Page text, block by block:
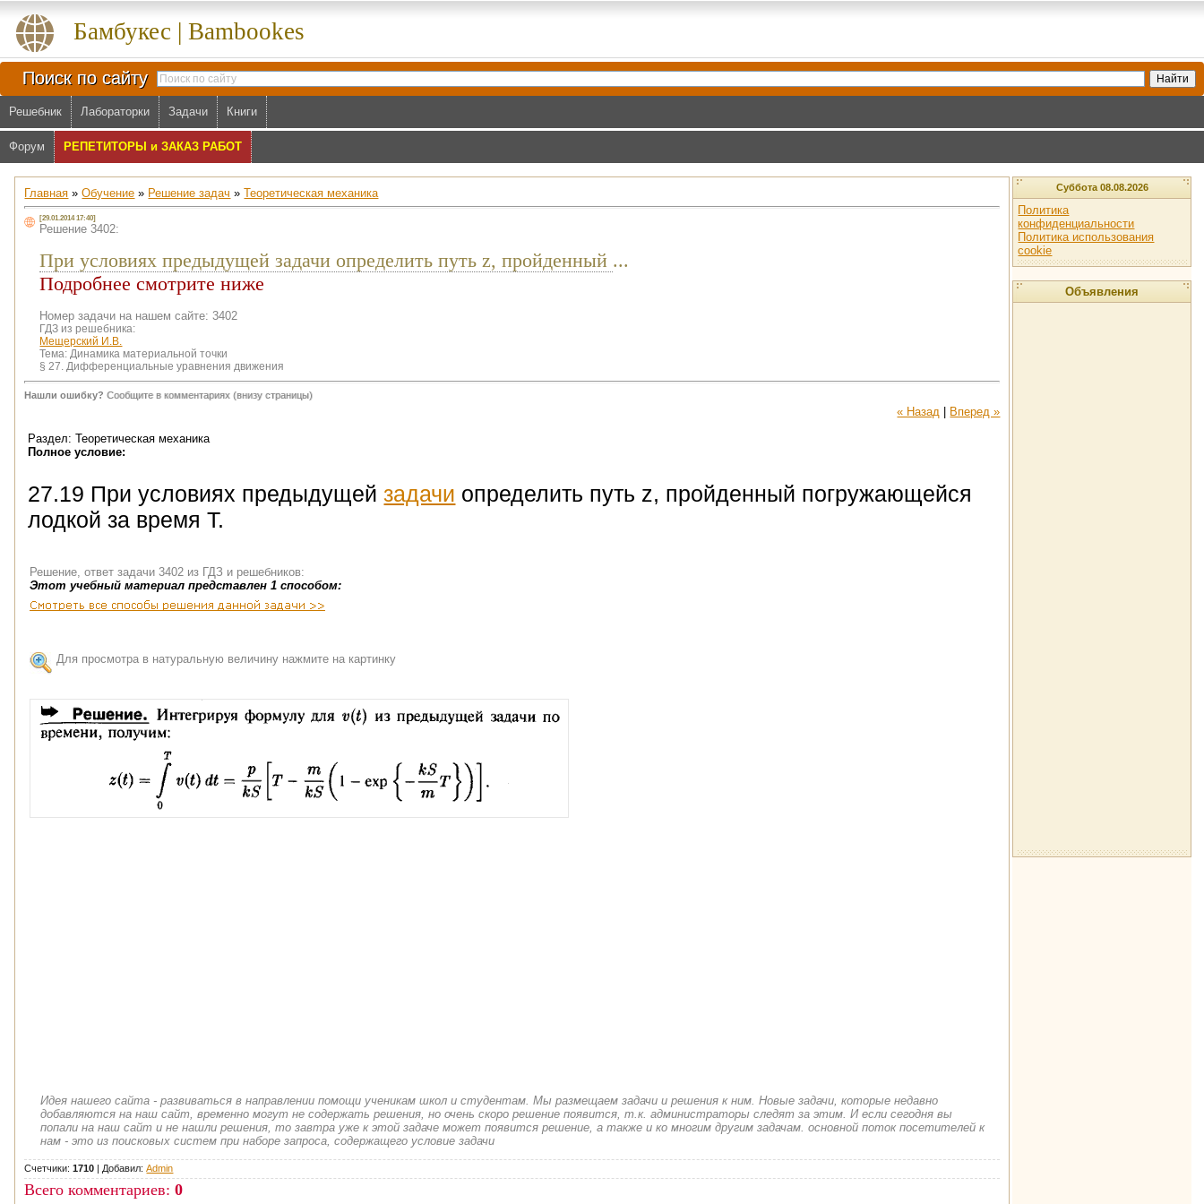
Бамбукес | Bambookes
Поиск по сайту
Решебник Лабораторки Задачи Книги
Форум РЕПЕТИТОРЫ и ЗАКАЗ РАБОТ
Главная »Обучение » Решение задач »Теоретическая механика
[29.01.2014 17:40]
Решение 3402:
При условиях предыдущей задачи определить путь z, пройденный ...
Подробнее смотрите ниже
Номер задачи на нашем сайте: 3402
ГДЗ из решебника:
Мещерский И.В.
Тема: Динамика материальной точки
§ 27. Дифференциальные уравнения движения
Нашли ошибку? Сообщите в комментариях (внизу страницы)
« Назад
Вперед »
Раздел: Теоретическая механика
Полное условие:
27.19 При условиях предыдущейзадачи определить путь z, пройденный погружающейся
лодкой за время T.
Решение, ответ задачи 3402 из ГДЗ и решебников:
Этот учебный материал представлен 1 способом:
Для просмотра в натуральную величину нажмите на картинку
Идея нашего сайта - развиваться в направлении помощи ученикам школ и студентам. Мы размещаем задачи и решения к ним. Новые задачи, которые недавно
добавляются на наш сайт, временно могут не содержать решения, но очень скоро решение появится, т.к. администраторы следят за этим. И если сегодня вы
попали на наш сайт и не нашли решения, то завтра уже к этой задаче может появится решение, а также и ко многим другим задачам. основной поток посетителей к
нам - это из поисковых систем при наборе запроса, содержащего условие задачи
Счетчики:1710 | Добавил:Admin
Всего комментариев:0
Суббота 08.08.2026
Политика
конфиденциальности
Политика использования
cookie
Объявления